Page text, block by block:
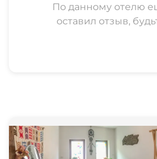
По данному отелю
оставил отзыв,